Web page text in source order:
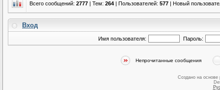
Всего сообщений: 2777 | Тем: 264 | Пользователей: 577 | Новый
Вход
Имя пользователя: Пароль:
Непрочитанные сообщения
Создано на основе